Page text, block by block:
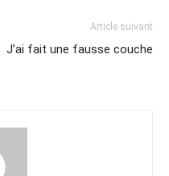
Article suivant
J’ai fait une fausse couche